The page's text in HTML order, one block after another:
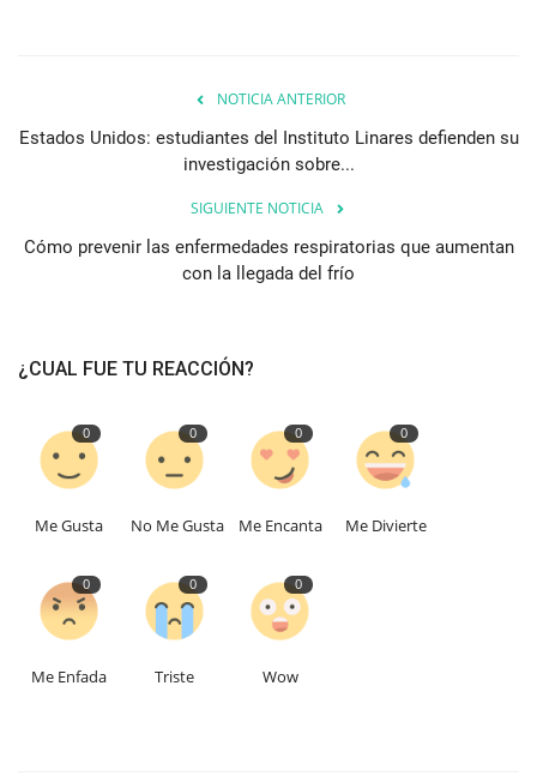
NOTICIA ANTERIOR
Estados Unidos: estudiantes del Instituto Linares defienden su
investigación sobre...
SIGUIENTE NOTICIA
Cómo prevenir las enfermedades respiratorias que aumentan
con la llegada del frío
¿CUAL FUE TU REACCIÓN?
0
Me Gusta
0
No Me Gusta
0
Me Encanta
0
Me Divierte
0
Me Enfada
0
Triste
0
Wow